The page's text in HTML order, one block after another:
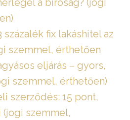
százalék fix lakáshitel az
szemmel, érthetően
eljárás – gyors,
szemmel, érthetően)
szerződés: 15 pont,
(jogi szemmel,